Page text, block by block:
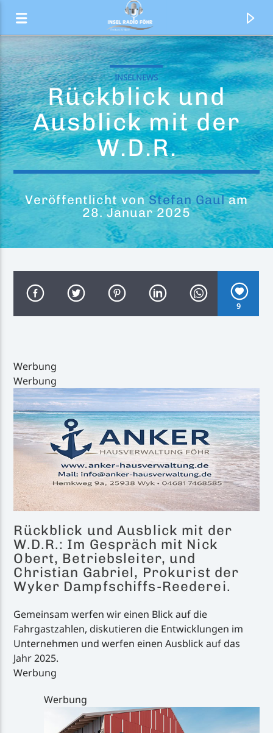
Aktueller Titel
Das Geht Ab (Wir Feiern Die Ganze
Nacht) (Atzen Musik Mix)
Handystream
INSELNEWS
Rückblick und
Ausblick mit der
W.D.R.
Veröffentlicht vonStefan Gaulam
28. Januar 2025
9
Werbung
Werbung
Rückblick und Ausblick mit der
W.D.R.: Im Gespräch mit Nick
Obert, Betriebsleiter, und
Christian Gabriel, Prokurist der
Wyker Dampfschiffs-Reederei.
Gemeinsam werfen wir einen Blick auf die
Fahrgastzahlen, diskutieren die Entwicklungen im
Unternehmen und werfen einen Ausblick auf das
Jahr 2025.
Werbung
Werbung